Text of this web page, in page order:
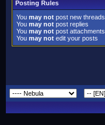
Posting Rules
You may not post new threads
You may not post replies
You may not post attachments
You may not edit your posts